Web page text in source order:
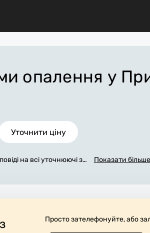
опалення у
Уточнити ціну
на всі уточнюючі за
всіх робіт. З
та прибирають робоче м
Показати більше
Просто зателефонуйте, або